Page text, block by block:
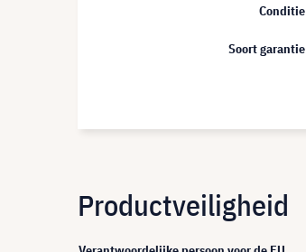
Conditie
Soort garantie
Productveiligheid